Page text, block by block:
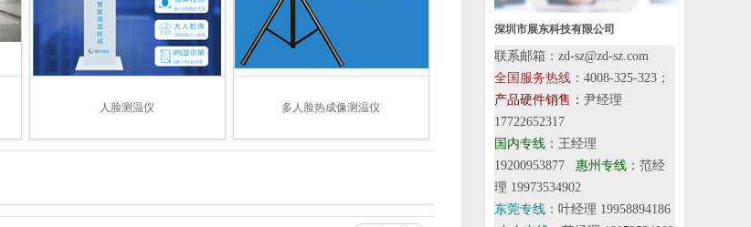
人脸测温仪 多人脸热成像测温仪
深圳市展东科技有限公司
联系邮箱：zd-sz@zd-sz.com
全国服务热线： 4008-325-323；
产品硬件销售： 尹经理
17722652317
国内专线： 王经理
19200953877
惠州专线： 范经
理 19973534902
东莞专线： 叶经理 19958894186